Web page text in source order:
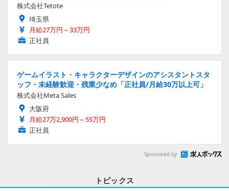
株式会社Tetote
埼玉県
月給27万円～33万円
正社員
ゲームイラスト・キャラクターデザインのアシスタントスタ
ッフ・未経験歓迎・残業少なめ「正社員/月給30万以上可」
株式会社Meta Sales
大阪府
月給27万2,900円～55万円
正社員
Sponsored by
トピックス